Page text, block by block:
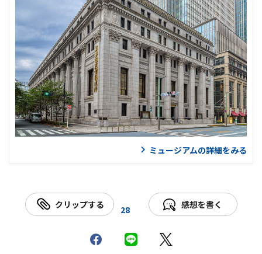
ミュージアムの詳細をみる
クリップする 28 感想を書く